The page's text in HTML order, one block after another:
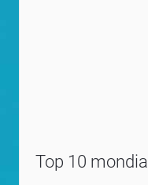
Top 10 mondial